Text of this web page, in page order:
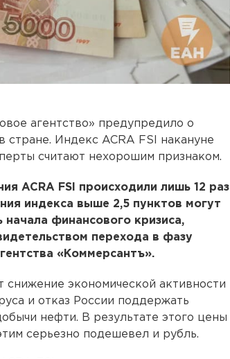
агентство» предупредило о
Индекс ACRA FSI накануне
считают нехорошим признаком.
ACRA FSI происходили лишь 12 раз
индекса выше 2,5 пунктов могут
финансового кризиса,
перехода в фазу
«Коммерсантъ».
снижение экономической активности
и отказ России поддержать
нефти. В результате этого цены
серьезно подешевел и рубль.